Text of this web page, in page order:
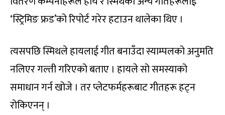
‘स्ट्रिमिङ फ्रड’को रिपोर्ट गरेर हटाउन थालेका थिए ।
त्यसपछि स्मिथले हायलाई गीत बनाउँदा स्याम्पलको अनुमति
नलिएर गल्ती गरिएको बताए । हायले सो समस्याको
समाधान गर्न खोजे । तर प्लेटफर्महरूबाट गीतहरू हट्न
रोकिएनन् ।